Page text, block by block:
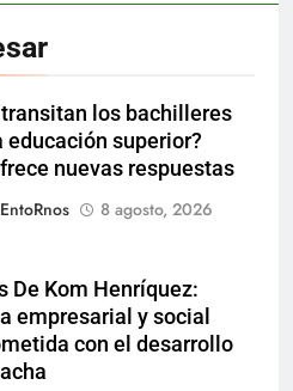
los bachilleres
educación superior?
nuevas respuestas
8 agosto, 2026
De Kom Henríquez:
empresarial y social
con el desarrollo